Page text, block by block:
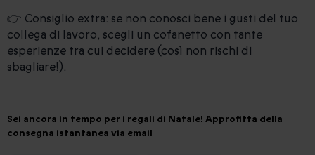
👉 Consiglio extra: se non conosci bene i gusti del tuo
collega di lavoro, scegli un cofanetto con tante
esperienze tra cui decidere (così non rischi di
sbagliare!).
Sei ancora in tempo per i regali di Natale! Approfitta della
consegna istantanea via email